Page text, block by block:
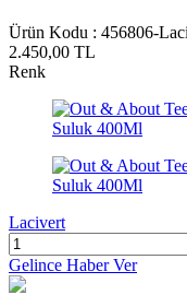
Ürün Kodu : 456806-
2.450,00 TL
Renk
Lacivert
Gelince Haber Ver